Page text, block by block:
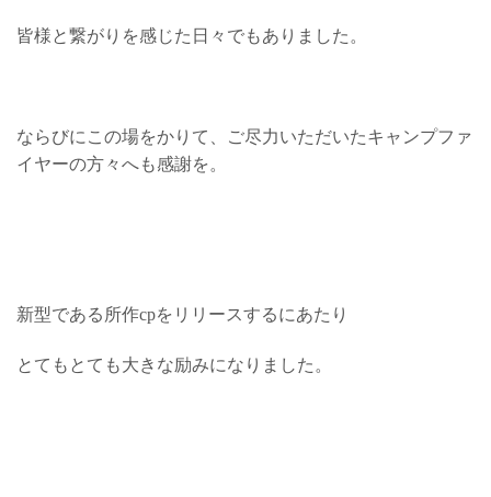
皆様と繋がりを感じた日々でもありました。
ならびにこの場をかりて、ご尽力いただいたキャンプファ
イヤーの方々へも感謝を。
新型である所作cpをリリースするにあたり
とてもとても大きな励みになりました。